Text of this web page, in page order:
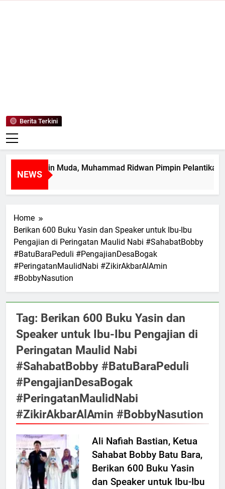
Berita Terkini
NEWS
Pemimpin Muda, Muhammad Ridwan Pimpin Pelantikan
Ago
Home
Berikan 600 Buku Yasin dan Speaker untuk Ibu-Ibu
Pengajian di Peringatan Maulid Nabi #SahabatBobby
#BatuBaraPeduli #PengajianDesaBogak
#PeringatanMaulidNabi #ZikirAkbarAlAmin
#BobbyNasution
Tag: Berikan 600 Buku Yasin dan
Speaker untuk Ibu-Ibu Pengajian di
Peringatan Maulid Nabi
#SahabatBobby #BatuBaraPeduli
#PengajianDesaBogak
#PeringatanMaulidNabi
#ZikirAkbarAlAmin #BobbyNasution
Ali Nafiah Bastian, Ketua
Sahabat Bobby Batu Bara,
Berikan 600 Buku Yasin
dan Speaker untuk Ibu-Ibu